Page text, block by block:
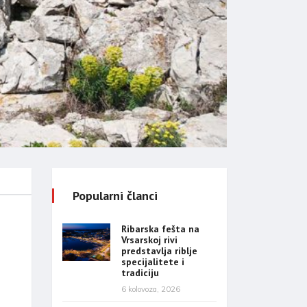
Popularni članci
Ribarska fešta na
Vrsarskoj rivi
predstavlja riblje
specijalitete i
tradiciju
6 kolovoza, 2026